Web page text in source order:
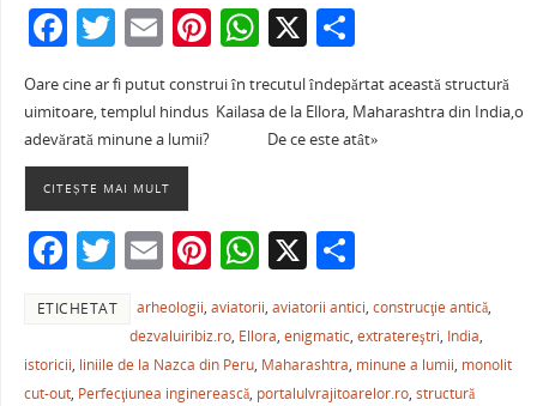
F
a
c
e
b
o
o
k
T
w
itt
er
E
ai
l
Pi
nt
er
W
at
s
p
p
X P
ar
ta
je
ză
Oare cine ar fi putut construi în trecutul îndepărtat această structură
uimitoare, templul hindus Kailasa de la Ellora, Maharashtra din India,o
adevărată minune a lumii? De ce este atât»
CITEȘTE MAI MULT
F
c
e
T
itt
er
E
m
ai
l
Pi
nt
er
e
W
h
at
s
X P
ar
ta
je
ETICHETAT arheologii,aviatorii,aviatorii antici,construcţie antică,
dezvaluiribiz.ro, Ellora,enigmatic,extratereştri, India,
istoricii, liniile de la Nazca din Peru, Maharashtra, minune a lumii, monolit
cut-out, Perfecţiunea inginerească, portalulvrajitoarelor.ro, structură